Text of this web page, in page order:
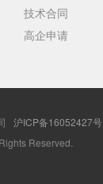
技术合同
高企申请
沪ICP备16052427号
Reserved.